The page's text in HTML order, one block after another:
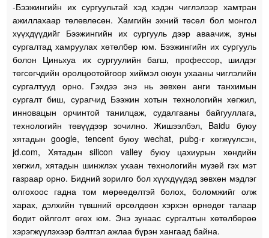
-Бээжингийн их сургуультай хэд хэдэн чиглэлээр хамтран
ажиллахаар төлөвлөсөн. Хамгийн эхний төсөл бол монгол
хүүхдүүдийг Бээжингийн их сургууль дээр аваачиж, зуны
сургалтад хамруулах хөтөлбөр юм. Бээжингийн их сургууль
болон Циньхуа их сургуулийн багш, профессор, шилдэг
төгсөгчдийн оролцоотойгоор хиймэл оюун ухааны чиглэлийн
сургалтууд орно. Гэхдээ энэ нь зөвхөн анги танхимын
сургалт биш, сурагчид Бээжин хотын технологийн хөгжил,
инновацын орчинтой танилцаж, судалгааны байгууллага,
технологийн төвүүдээр зочилно. Жишээлбэл, Baidu буюу
хятадын google, tencent буюу wechat, pubg-г хөгжүүлсэн,
jd.com, Хятадын silicon valley буюу цахиурын хөндийн
хөгжил, хятадын шинжлэх ухаан технологийн музей гэх мэт
газраар орно. Бидний зорилго бол хүүхдүүдэд зөвхөн мэдлэг
олгохоос гадна том мөрөөдөлтэй болох, боломжийг олж
харах, дэлхийн түвшний өрсөлдөөн хэрхэн өрнөдөг талаар
бодит ойлголт өгөх юм. Энэ зунаас сургалтын хөтөлбөрөө
хэрэгжүүлэхээр бэлтгэл ажлаа бүрэн хангаад байна.